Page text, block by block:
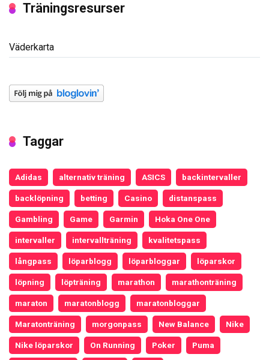
Träningsresurser
Väderkarta
Taggar
Adidas alternativ träning ASICS backintervaller
backlöpning betting Casino distanspass
Gambling Game Garmin Hoka One One
intervaller intervallträning kvalitetspass
långpass löparblogg löparbloggar löparskor
löpning löpträning marathon marathonträning
maraton maratonblogg maratonbloggar
Maratonträning morgonpass New Balance Nike
Nike löparskor On Running Poker Puma